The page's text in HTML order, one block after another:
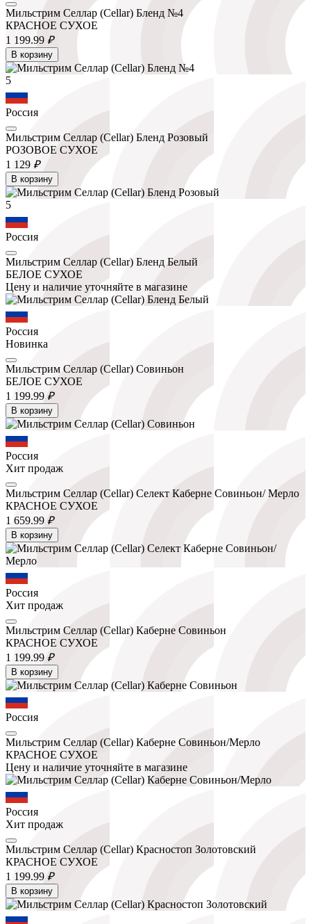
Мильстрим Селлар (Cellar) Бленд №4
КРАСНОЕ СУХОЕ
1 199.99 ₽
В корзину
5
Россия
Мильстрим Селлар (Cellar) Бленд Розовый
РОЗОВОЕ СУХОЕ
1 129 ₽
В корзину
5
Россия
Мильстрим Селлар (Cellar) Бленд Белый
БЕЛОЕ СУХОЕ
Цену и наличие уточняйте в магазине
Россия
Новинка
Мильстрим Селлар (Cellar) Совиньон
БЕЛОЕ СУХОЕ
1 199.99 ₽
В корзину
Россия
Хит продаж
Мильстрим Селлар (Cellar) Селект Каберне Совиньон/ Мерло
КРАСНОЕ СУХОЕ
1 659.99 ₽
В корзину
Россия
Хит продаж
Мильстрим Селлар (Cellar) Каберне Совиньон
КРАСНОЕ СУХОЕ
1 199.99 ₽
В корзину
Россия
Мильстрим Селлар (Cellar) Каберне Совиньон/Мерло
КРАСНОЕ СУХОЕ
Цену и наличие уточняйте в магазине
Россия
Хит продаж
Мильстрим Селлар (Cellar) Красностоп Золотовский
КРАСНОЕ СУХОЕ
1 199.99 ₽
В корзину